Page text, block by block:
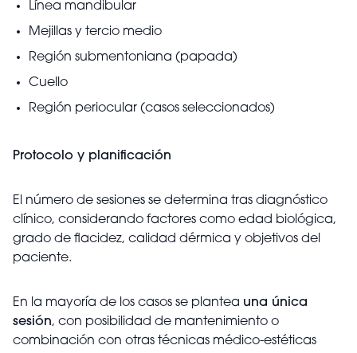
Línea mandibular
Mejillas y tercio medio
Región submentoniana (papada)
Cuello
Región periocular (casos seleccionados)
Protocolo y planificación
El número de sesiones se determina tras diagnóstico
clínico, considerando factores como edad biológica,
grado de flacidez, calidad dérmica y objetivos del
paciente.
En la mayoría de los casos se plantea una única
sesión, con posibilidad de mantenimiento o
combinación con otras técnicas médico-estéticas